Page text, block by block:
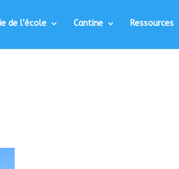
de l’école Cantine Ressources